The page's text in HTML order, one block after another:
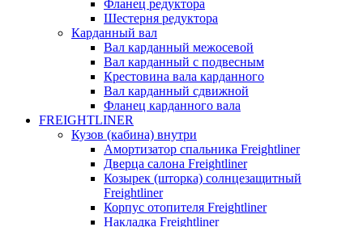
Фланец редуктора
Шестерня редуктора
Карданный вал
Вал карданный межосевой
Вал карданный с подвесным
Крестовина вала карданного
Вал карданный сдвижной
Фланец карданного вала
FREIGHTLINER
Кузов (кабина) внутри
Амортизатор спальника Freightliner
Дверца салона Freightliner
Козырек (шторка) солнцезащитный
Freightliner
Корпус отопителя Freightliner
Накладка Freightliner